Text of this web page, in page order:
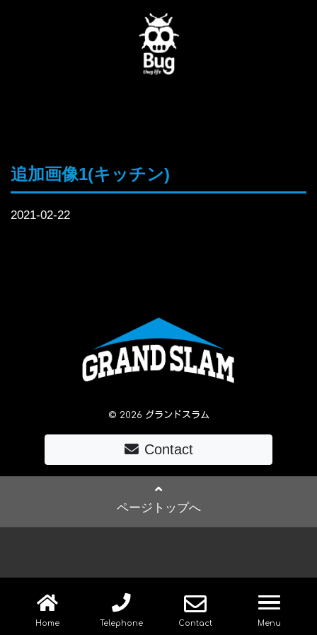
Home Telephone Contact Menu
追加画像1(キッチン)
2021-02-22
© 2026 グランドスラム
Contact
ページトップへ